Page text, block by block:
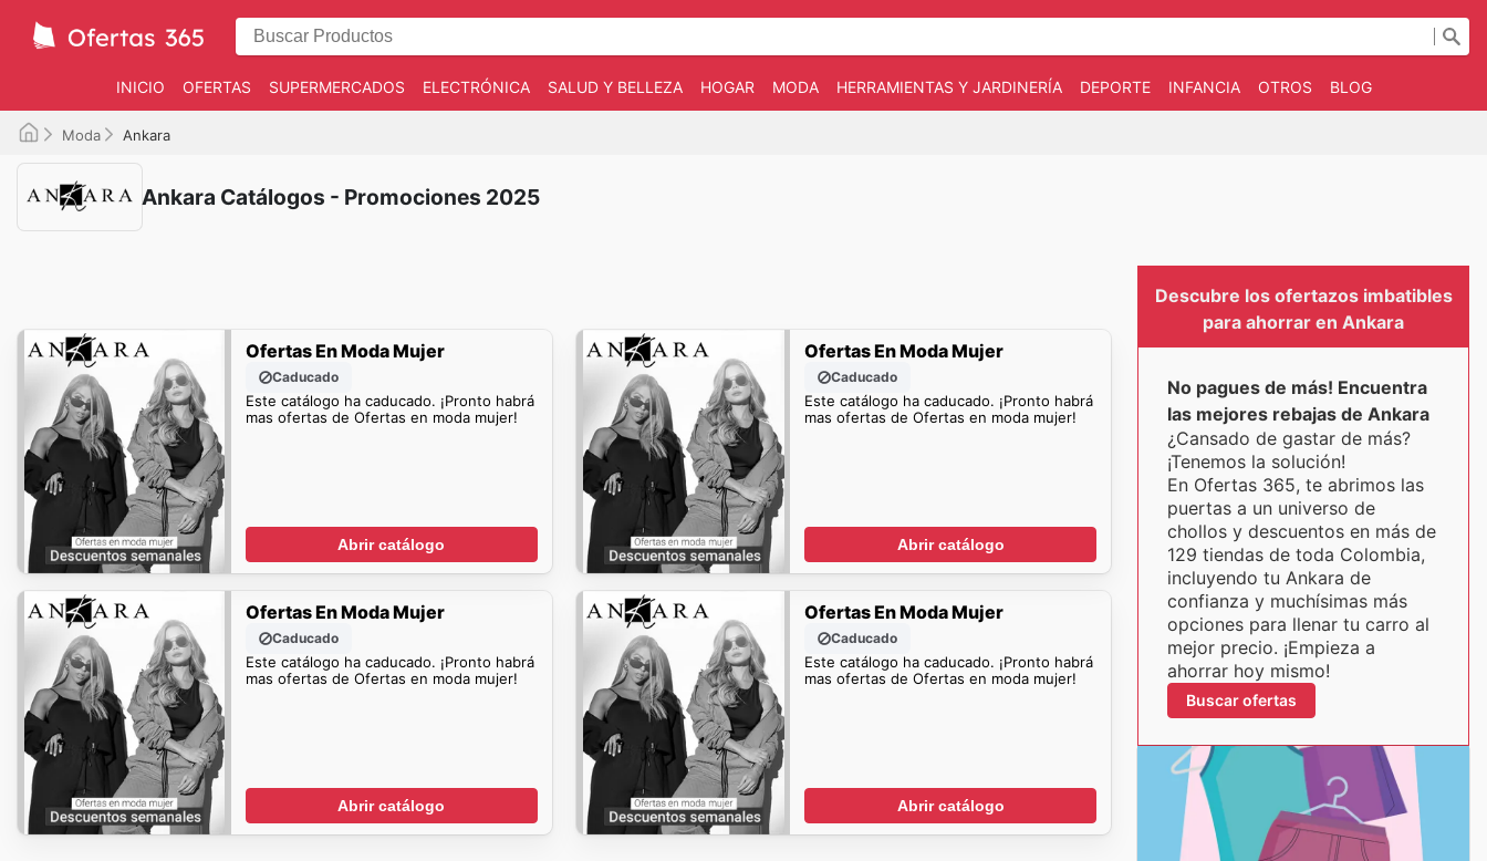
INICIO OFERTAS SUPERMERCADOS ELECTRÓNICA SALUD Y BELLEZA HOGAR MODA HERRAMIENTAS Y JARDINERÍA DEPORTE INFANCIA OTROS BLOG
Moda Ankara
Ankara Catálogos - Promociones 2025
Ofertas En Moda Mujer
Caducado
Este catálogo ha caducado. ¡Pronto habrá
mas ofertas de Ofertas en moda mujer!
Abrir catálogo
Ofertas En Moda Mujer
Caducado
Este catálogo ha caducado. ¡Pronto habrá
mas ofertas de Ofertas en moda mujer!
Abrir catálogo
Ofertas En Moda Mujer
Caducado
Este catálogo ha caducado. ¡Pronto habrá
mas ofertas de Ofertas en moda mujer!
Abrir catálogo
Ofertas En Moda Mujer
Caducado
Este catálogo ha caducado. ¡Pronto habrá
mas ofertas de Ofertas en moda mujer!
Abrir catálogo
Descubre los ofertazos imbatibles
para ahorrar en Ankara
No pagues de más! Encuentra
las mejores rebajas de Ankara
¿Cansado de gastar de más?
¡Tenemos la solución!
En Ofertas 365, te abrimos las
puertas a un universo de
chollos y descuentos en más de
129 tiendas de toda Colombia,
incluyendo tu Ankara de
confianza y muchísimas más
opciones para llenar tu carro al
mejor precio. ¡Empieza a
ahorrar hoy mismo!
Buscar ofertas